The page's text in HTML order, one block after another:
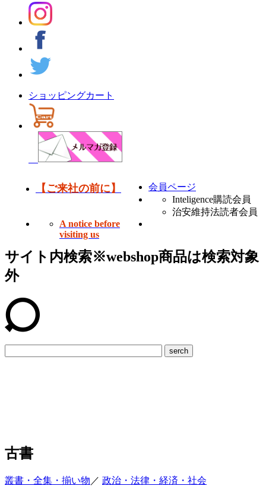
ショッピングカート
【ご来社の前に】
会員ページ
Inteligence購読会員
治安維持法読者会員
A notice before
visiting us
サイト内検索※webshop商品は検索対象
外
serch
古書
叢書・全集・揃い物 ／ 政治・法律・経済・社会